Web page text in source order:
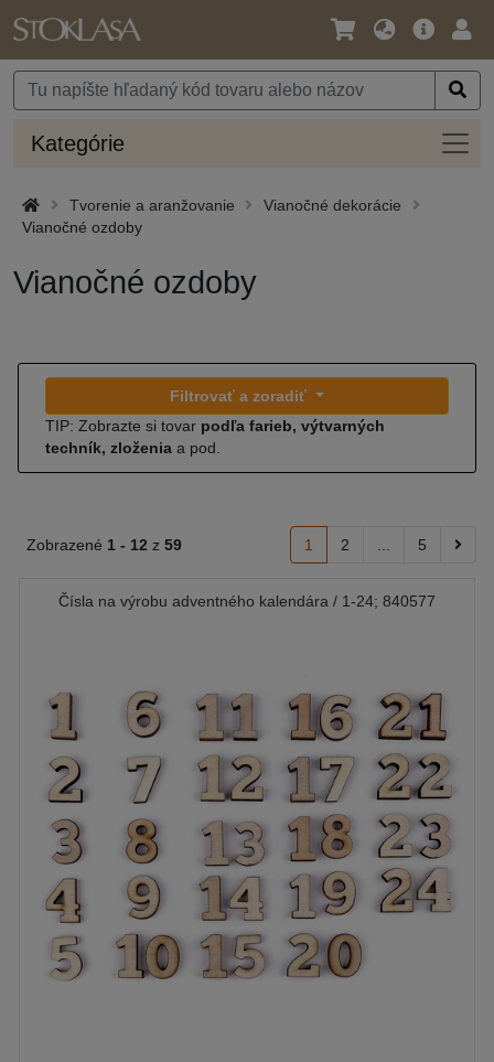
Jazyk
Mena
Hlavná
Kategórie
Tvorenie a aranžovanie
Vianočné dekorácie
Vianočné ozdoby
Vianočné ozdoby
Filtrovať a zoradiť
TIP: Zobrazte si tovar podľa farieb, výtvarných
techník, zloženia a pod.
Zobrazené 1 - 12 z 59 1 2 5
Čísla na výrobu adventného kalendára / 1-24; 840577